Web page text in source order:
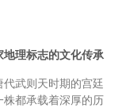
理标志的文化传承
武则天时期的宫廷
都承载着深厚的历